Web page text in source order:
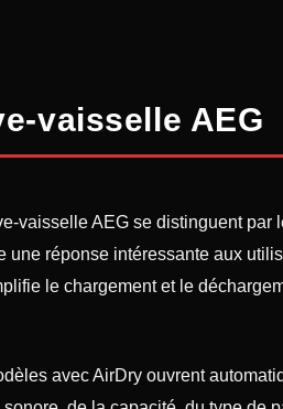
vaisselle AEG
vaisselle AEG se distinguent par
une réponse intéressante aux
le chargement et le
avec AirDry ouvrent